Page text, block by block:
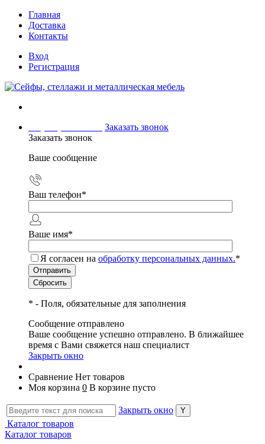
Главная
Доставка
Контакты
Вход
Регистрация
Заказать звонок
Заказать звонок
Ваше сообщение
Ваш телефон*
Ваше имя*
Я согласен на обработку персональных данных.*
* - Поля, обязательные для заполнения
Сообщение отправлено
Ваше сообщение успешно отправлено. В ближайшее
время с Вами свяжется наш специалист
Закрыть окно
Сравнение Нет товаров
Моя корзина 0 В корзине пусто
Закрыть окно
Каталог товаров
Каталог товаров